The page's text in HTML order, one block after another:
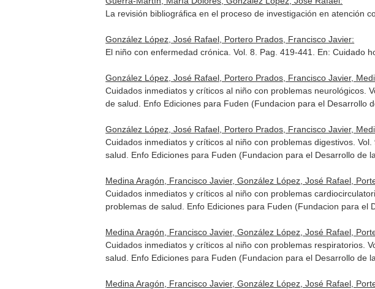
La revisión bibliográfica en el proceso de investigación en atención
González López, José Rafael, Portero Prados, Francisco Javier:
El niño con enfermedad crónica. Vol. 8. Pag. 419-441. En: Cuidado
González López, José Rafael, Portero Prados, Francisco Javier,
Cuidados inmediatos y críticos al niño con problemas neurológicos.
de salud . Enfo Ediciones para Fuden (Fundacion para el
González López, José Rafael, Portero Prados, Francisco Javier,
Cuidados inmediatos y críticos al niño con problemas digestivos. Vol.
salud . Enfo Ediciones para Fuden (Fundacion para el Desarrollo
Medina Aragón, Francisco Javier, González López, José Rafael,
Cuidados inmediatos y críticos al niño con problemas
problemas de salud . Enfo Ediciones para Fuden (Fundacion para
Medina Aragón, Francisco Javier, González López, José Rafael,
Cuidados inmediatos y críticos al niño con problemas respiratorios.
salud . Enfo Ediciones para Fuden (Fundacion para el Desarrollo
Medina Aragón, Francisco Javier, González López, José Rafael,